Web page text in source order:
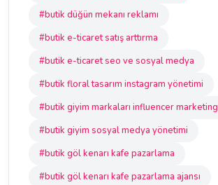
#butik düğün mekanı reklamı
#butik e-ticaret satış arttırma
#butik e-ticaret seo ve sosyal medya
#butik floral tasarım instagram yönetimi
#butik giyim markaları influencer marketing
#butik giyim sosyal medya yönetimi
#butik göl kenarı kafe pazarlama
#butik göl kenarı kafe pazarlama ajansı